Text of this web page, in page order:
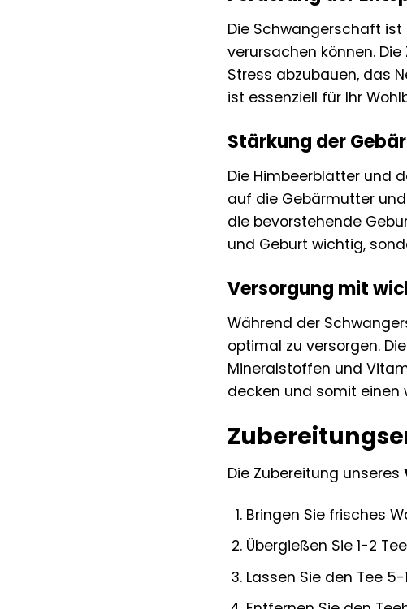
Die Schwangerschaft ist
verursachen können.
Stress abzubauen, das
ist essenziell für Ihr
Stärkung der
Die Himbeerblätter und
auf die Gebärmutter
die bevorstehende
und Geburt wichtig,
Versorgung mit
Während der
optimal zu versorgen.
Mineralstoffen und
decken und somit einen
Die Zubereitung unseres
Bringen Sie frisches
Übergießen Sie 1-2
Lassen Sie den Tee